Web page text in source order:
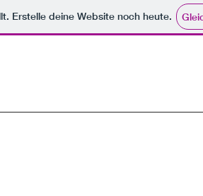
Erstelle deine Website noch heute.